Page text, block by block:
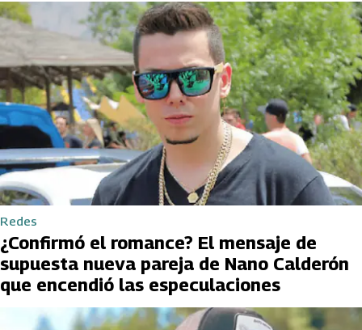
Redes
¿Confirmó el romance? El mensaje de
supuesta nueva pareja de Nano Calderón
que encendió las especulaciones